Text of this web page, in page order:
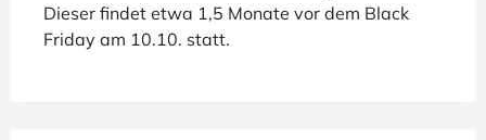
Dieser findet etwa 1,5 Monate vor dem Black
Friday am 10.10. statt.